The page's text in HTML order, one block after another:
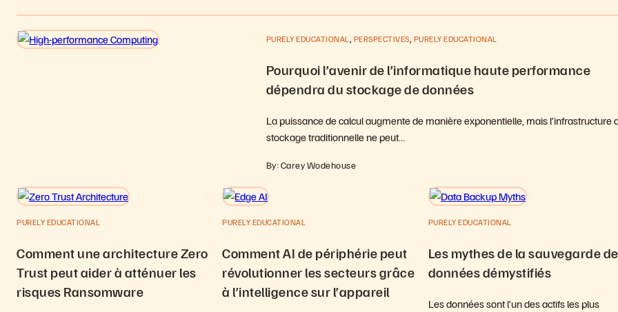
PURELY EDUCATIONAL, PERSPECTIVES, PURELY EDUCATIONAL
Pourquoi l’avenir de l’informatique haute performance
dépendra du stockage de données
La puissance de calcul augmente de manière exponentielle, mais l’infrastructure
stockage traditionnelle ne peut…
By: Carey Wodehouse
PURELY EDUCATIONAL
Comment une architecture Zero
Trust peut aider à atténuer les
risques Ransomware
PURELY EDUCATIONAL
Comment AI de périphérie peut
révolutionner les secteurs grâce
à l’intelligence sur l’appareil
PURELY EDUCATIONAL
Les mythes de la sauvegarde de
données démystifiés
Les données sont l’un des actifs les plus